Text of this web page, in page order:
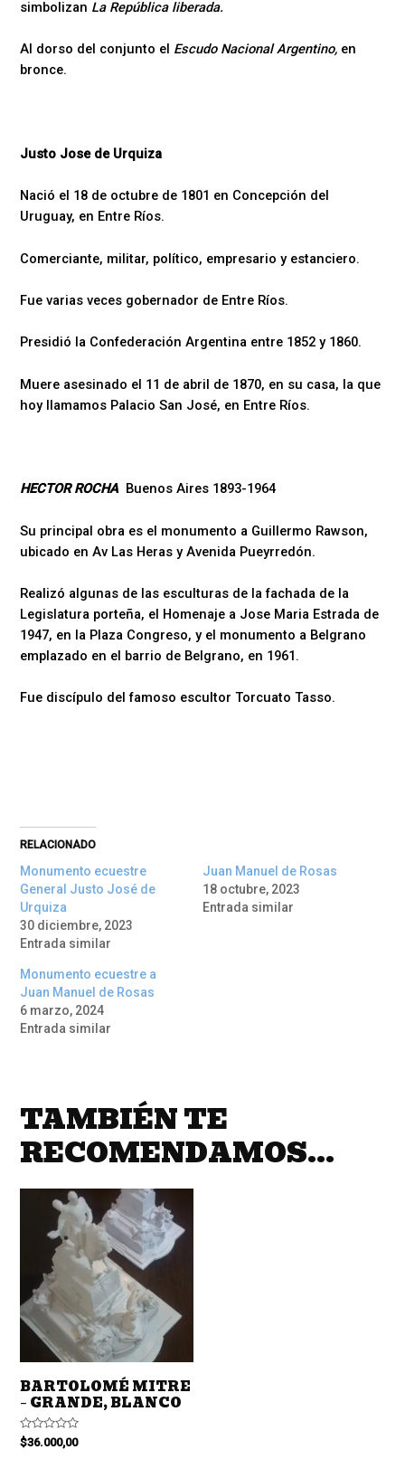
simbolizan La República liberada.
Al dorso del conjunto el Escudo Nacional Argentino, en
bronce.
Justo Jose de Urquiza
Nació el 18 de octubre de 1801 en Concepción del
Uruguay, en Entre Ríos.
Comerciante, militar, político, empresario y estanciero.
Fue varias veces gobernador de Entre Ríos.
Presidió la Confederación Argentina entre 1852 y 1860.
Muere asesinado el 11 de abril de 1870, en su casa, la que
hoy llamamos Palacio San José, en Entre Ríos.
HECTOR ROCHA Buenos Aires 1893-1964
Su principal obra es el monumento a Guillermo Rawson,
ubicado en Av Las Heras y Avenida Pueyrredón.
Realizó algunas de las esculturas de la fachada de la
Legislatura porteña, el Homenaje a Jose Maria Estrada de
1947, en la Plaza Congreso, y el monumento a Belgrano
emplazado en el barrio de Belgrano, en 1961.
Fue discípulo del famoso escultor Torcuato Tasso.
RELACIONADO
Monumento ecuestre
General Justo José de
Urquiza
30 diciembre, 2023
Entrada similar
Juan Manuel de Rosas
18 octubre, 2023
Entrada similar
Monumento ecuestre a
Juan Manuel de Rosas
6 marzo, 2024
Entrada similar
TAMBIÉN TE
RECOMENDAMOS…
BARTOLOMÉ MITRE
– GRANDE, BLANCO
Valorado
en
$36.000,00